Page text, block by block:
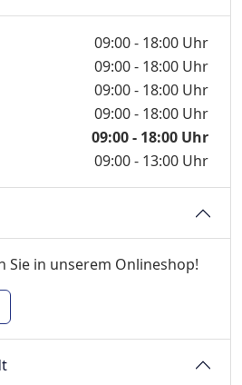
09:00 - 18:00 Uhr
09:00 - 18:00 Uhr
09:00 - 18:00 Uhr
09:00 - 18:00 Uhr
09:00 - 18:00 Uhr
09:00 - 13:00 Uhr
Sie in unserem Onlineshop!